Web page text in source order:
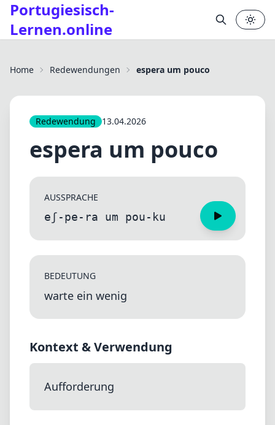
Portugiesisch-
Lernen.online
Home Redewendungen espera um pouco
Redewendung 13.04.2026
espera um pouco
AUSSPRACHE
eʃ-pe-ra um pou-ku
BEDEUTUNG
warte ein wenig
Kontext & Verwendung
Aufforderung